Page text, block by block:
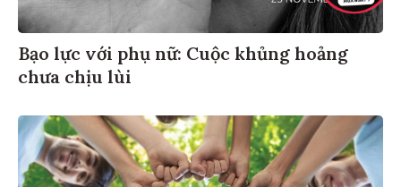
Bạo lực với phụ nữ: Cuộc khủng hoảng
chưa chịu lùi